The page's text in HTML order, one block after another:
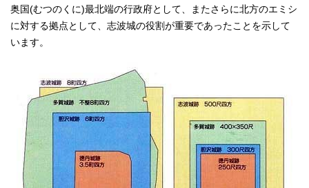
奥国(むつのくに)最北端の行政府として、またさらに北方のエミシ
に対する拠点として、志波城の役割が重要であったことを示して
います。